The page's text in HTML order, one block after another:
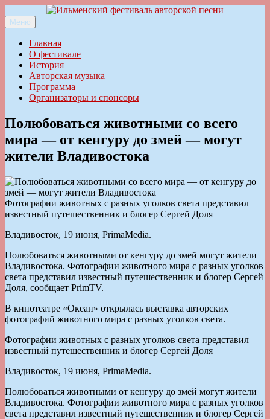
к
содержимому
Ильменский фестиваль авторской песни
Меню
Главная
О фестивале
История
Авторская музыка
Программа
Организаторы и спонсоры
Полюбоваться животными со всего
мира — от кенгуру до змей — могут
жители Владивостока
Фотографии животных с разных уголков света представил
известный путешественник и блогер Сергей Доля
Владивосток, 19 июня, PrimaMedia.
Полюбоваться животными от кенгуру до змей могут жители
Владивостока. Фотографии животного мира с разных уголков
света представил известный путешественник и блогер Сергей
Доля, сообщает PrimTV.
В кинотеатре «Океан» открылась выставка авторских
фотографий животного мира с разных уголков света.
Фотографии животных с разных уголков света представил
известный путешественник и блогер Сергей Доля
Владивосток, 19 июня, PrimaMedia.
Полюбоваться животными от кенгуру до змей могут жители
Владивостока. Фотографии животного мира с разных уголков
света представил известный путешественник и блогер Сергей